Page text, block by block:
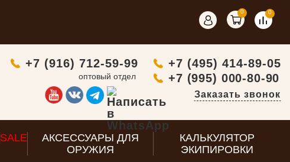
0 0
+7 (916) 712-59-99
оптовый отдел
+7 (495) 414-89-05
+7 (995) 000-80-90
Заказать звонок
SALE
АКСЕССУАРЫ ДЛЯ
ОРУЖИЯ
КАЛЬКУЛЯТОР
ЭКИПИРОВКИ